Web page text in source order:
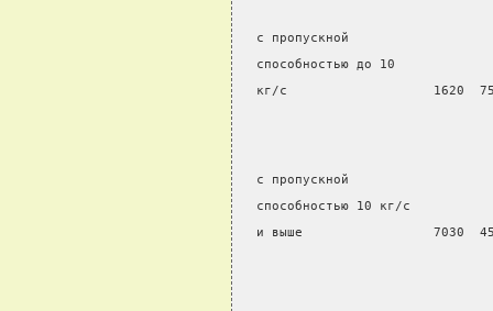
  с пропускной
  способностью до 10
кг/с                   1620
  с пропускной
  способностью 10 кг/с
и выше                 7030